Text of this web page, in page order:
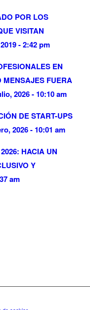
POR LOS
VISITAN
- 2:42 pm
EN
MENSAJES FUERA
2026 - 10:10 am
DE START-UPS
2026 - 10:01 am
HACIA UN
Y
am